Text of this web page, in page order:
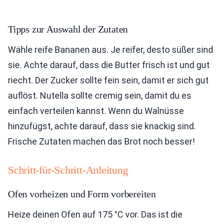
Tipps zur Auswahl der Zutaten
Wähle reife Bananen aus. Je reifer, desto süßer sind
sie. Achte darauf, dass die Butter frisch ist und gut
riecht. Der Zucker sollte fein sein, damit er sich gut
auflöst. Nutella sollte cremig sein, damit du es
einfach verteilen kannst. Wenn du Walnüsse
hinzufügst, achte darauf, dass sie knackig sind.
Frische Zutaten machen das Brot noch besser!
Schritt-für-Schritt-Anleitung
Ofen vorheizen und Form vorbereiten
Heize deinen Ofen auf 175 °C vor. Das ist die